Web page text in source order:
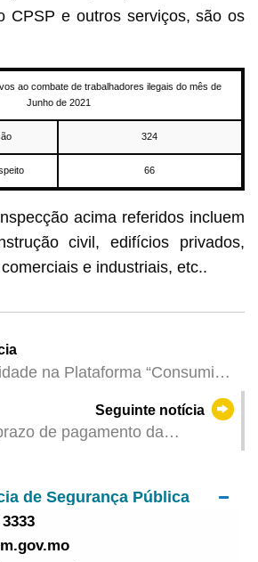
CPSP e outros serviços, são os
ao combate de trabalhadores ilegais do mês de
Junho de 2021
324
66
acima referidos incluem
civil, edifícios privados,
e industriais, etc..
na Plataforma “Consumidor
Conselho de Consumidores
Seguinte notícia
de pagamento da
de Segurança Pública
3333